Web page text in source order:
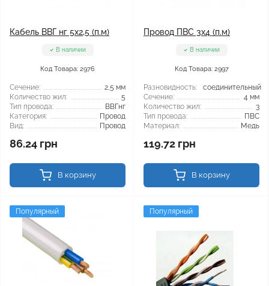
Кабель ВВГ нг 5x2,5 (п.м)
В наличии
Код Товара: 2976
Сечение:
2,5 мм
Количество жил:
5
Тип провода:
ВВГнг
Категория:
Провод
Вид:
Провод
86.24 грн
В корзину
Провод ПВС 3x4 (п.м)
В наличии
Код Товара: 2997
Разновидность:
соединительный
Сечение:
4 мм
Количество жил:
3
Тип провода:
ПВС
Материал:
Медь
119.72 грн
В корзину
Популярный Популярный